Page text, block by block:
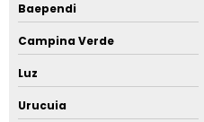
Baependi
Campina Verde
Luz
Urucuia